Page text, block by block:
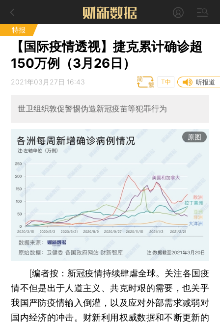
特报
【国际疫情透视】捷克累计确诊超
150万例（3月26日）
2021年03月27日 16:43 听报道
T中
世卫组织敦促警惕伪造新冠疫苗等犯罪行为
原图
[编者按： 新冠疫情持续肆虐全球。关注各国疫
情不但是出于人道主义、共克时艰的需要，也关乎
我国严防疫情输入倒灌，以及应对外部需求减弱对
国内经济的冲击。财新利用权威数据和不断更新的